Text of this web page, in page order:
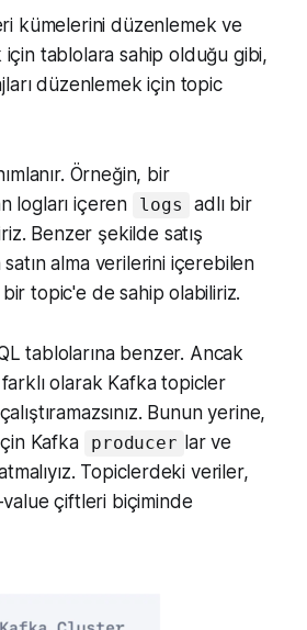
kümelerini düzenlemek ve
için tablolara sahip olduğu gibi,
düzenlemek için topic
Örneğin, bir
logları içeren
logs
adlı bir
Benzer şekilde satış
alma verilerini içerebilen
bir topic'e de sahip olabiliriz.
tablolarına benzer. Ancak
olarak Kafka topicler
Bunun yerine,
Kafka
producer lar ve
Topiclerdeki veriler,
çiftleri biçiminde